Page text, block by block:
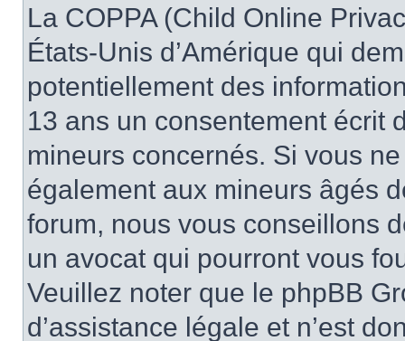
La COPPA (Child Online
États-Unis d’Amérique qui
potentiellement des
13 ans un consentement écrit
mineurs concernés. Si vous
également aux mineurs âgés
forum, nous vous conseillons
un avocat qui pourront vous
Veuillez noter que le phpBB
d’assistance légale et n’est